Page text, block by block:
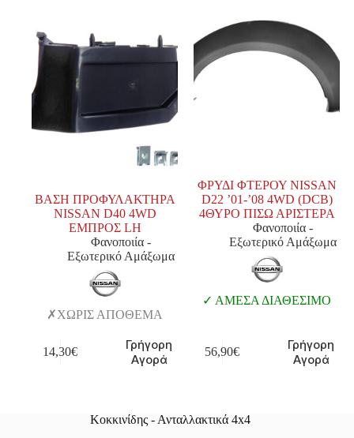
ΒΑΣΗ ΠΡΟΦΥΛΑΚΤΗΡΑ
NISSAN D40 4WD
ΕΜΠΡΟΣ LH
Φανοποιία -
Εξωτερικό Αμάξωμα
ΧΩΡΙΣ ΑΠΟΘΕΜΑ
14,30€
Γρήγορη
Αγορά
ΦΡΥΔΙ ΦΤΕΡΟΥ NISSAN
D22 ’01-’08 4WD (DCB)
4ΘΥΡΟ ΠΙΣΩ ΑΡΙΣΤΕΡΑ
Φανοποιία -
Εξωτερικό Αμάξωμα
ΑΜΕΣΑ ΔΙΑΘΕΣΙΜΟ
56,90€
Γρήγορη
Αγορά
Κοκκινίδης - Ανταλλακτικά 4x4